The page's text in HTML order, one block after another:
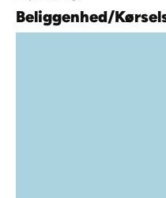
Beliggenhed/